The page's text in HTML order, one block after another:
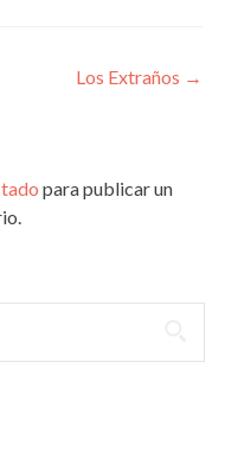
Los Extraños →
para publicar un